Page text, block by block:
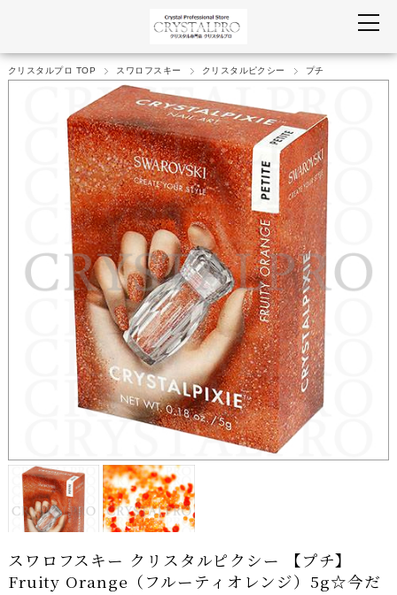
クリスタルプロ TOP スワロフスキー クリスタルピクシー プチ
スワロフスキー クリスタルピクシー 【プチ】
Fruity Orange（フルーティオレンジ）5g☆今だ